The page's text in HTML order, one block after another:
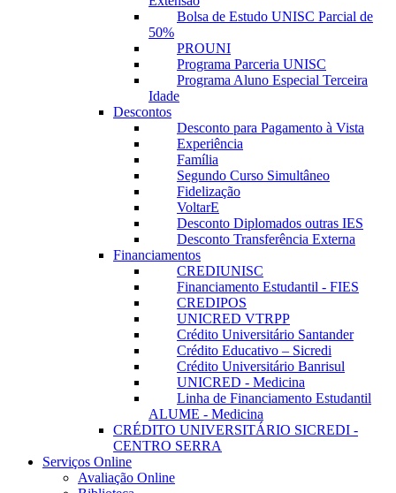
Bolsa de Estudo UNISC Parcial de
50%
PROUNI
Programa Parceria UNISC
Programa Aluno Especial Terceira
Idade
Descontos
Desconto para Pagamento à Vista
Experiência
Família
Segundo Curso Simultâneo
Fidelização
VoltarE
Desconto Diplomados outras IES
Desconto Transferência Externa
Financiamentos
CREDIUNISC
Financiamento Estudantil - FIES
CREDIPOS
UNICRED VTRPP
Crédito Universitário Santander
Crédito Educativo – Sicredi
Crédito Universitário Banrisul
UNICRED - Medicina
Linha de Financiamento Estudantil
ALUME - Medicina
CRÉDITO UNIVERSITÁRIO SICREDI -
CENTRO SERRA
Serviços Online
Avaliação Online